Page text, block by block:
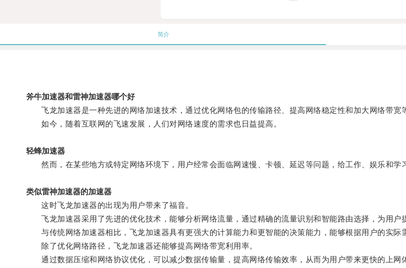
简介
斧牛加速器和雷神加速器哪个好
飞龙加速器是一种先进的网络加速技术，通过优化网络包的传输路径、提高网络稳定性和加大网络带宽
如今，随着互联网的飞速发展，人们对网络速度的需求也日益提高。
轻蜂加速器
然而，在某些地方或特定网络环境下，用户经常会面临网速慢、卡顿、延迟等问题，给工作、娱乐和学
类似雷神加速器的加速器
这时飞龙加速器的出现为用户带来了福音。
飞龙加速器采用了先进的优化技术，能够分析网络流量，通过精确的流量识别和智能路由选择，为用户
与传统网络加速器相比，飞龙加速器具有更强大的计算能力和更智能的决策能力，能够根据用户的实际
除了优化网络路径，飞龙加速器还能够提高网络带宽利用率。
通过数据压缩和网络协议优化，可以减少数据传输量，提高网络传输效率，从而为用户带来更快的上网